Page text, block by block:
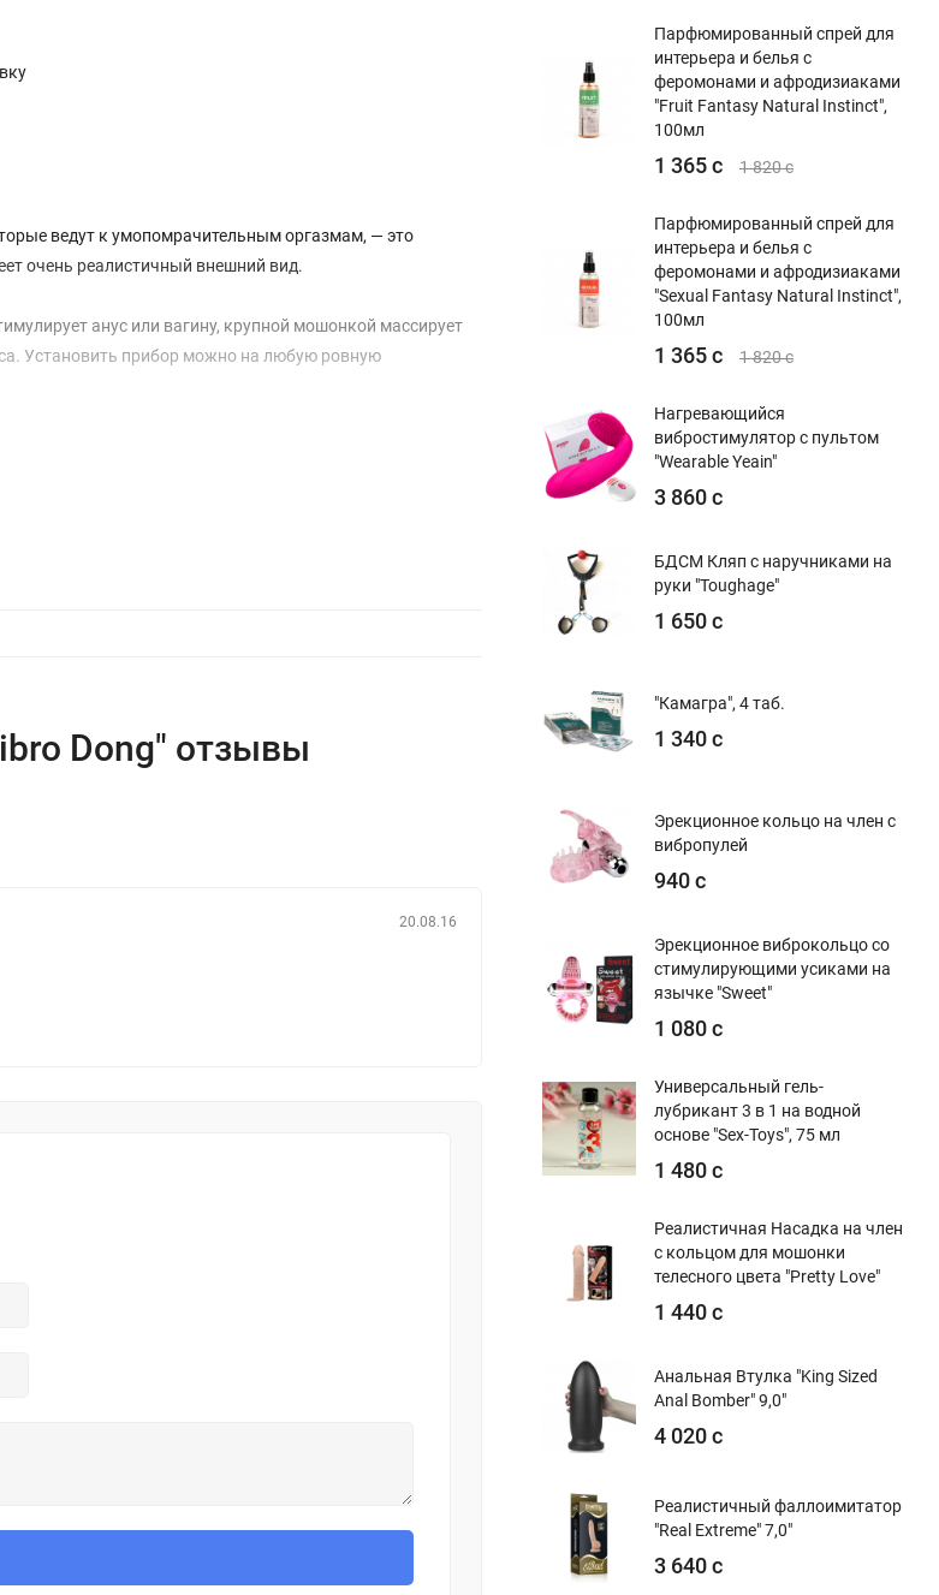
ведут к умопомрачительным оргазмам, — это
очень реалистичный внешний вид.
анус или вагину, крупной мошонкой массирует
Установить прибор можно на любую ровную
Dong" отзывы
20.08.16
Парфюмированный спрей для
интерьера и белья с
феромонами и афродизиаками
"Fruit Fantasy Natural Instinct",
100мл
1 365 с 1 820 с
Парфюмированный спрей для
интерьера и белья с
феромонами и афродизиаками
"Sexual Fantasy Natural Instinct",
100мл
1 365 с 1 820 с
Нагревающийся
вибростимулятор с пультом
"Wearable Yeain"
3 860 с
БДСМ Кляп с наручниками на
руки "Toughage"
1 650 с
"Камагра", 4 таб.
1 340 с
Эрекционное кольцо на член с
вибропулей
940 с
Эрекционное виброкольцо со
стимулирующими усиками на
язычке "Sweet"
1 080 с
Универсальный гель-
лубрикант 3 в 1 на водной
основе "Sex-Toys", 75 мл
1 480 с
Реалистичная Насадка на член
с кольцом для мошонки
телесного цвета "Pretty Love"
1 440 с
Анальная Втулка "King Sized
Anal Bomber" 9,0"
4 020 с
Реалистичный фаллоимитатор
"Real Extreme" 7,0"
3 640 с